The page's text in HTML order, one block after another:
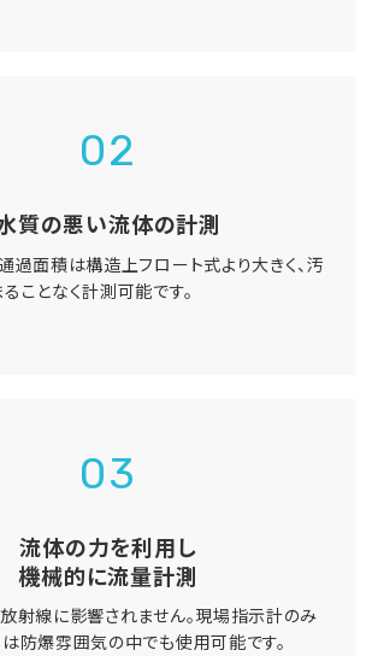
02
質の悪い流体の計測
過面積は構造上フロート式より大きく、汚
ことなく計測可能です。
03
流体の力を利用し
機械的に流量計測
射線に影響されません。現場指示計のみ
防爆雰囲気の中でも使用可能です。